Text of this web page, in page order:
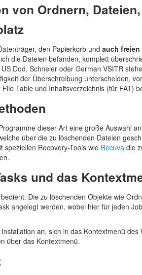
von Ordnern,
den Papierkorb und auch
die Dateien befanden, komplett
Dod, Schneier oder German VSITR
der Überschreibung unterscheiden,
Table und Inhaltsverzeichnis (für FAT)
dieser Art eine große Auswahl
über die zu löschenden Dateien
speziellen Recovery-Tools wie Recuvadie
und das
Die zu löschenden Objekte wie
angelegt werden, wobei hier für jeden
an, sich in das Kontextmenü
über das Kontextmenü.